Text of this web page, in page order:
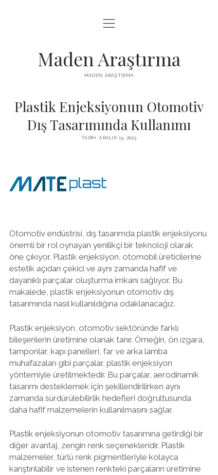
LISTE
SAYFA LISTESI
menüyü
aç
Maden Araştırma
MADEN ARAŞTIRMA
Plastik Enjeksiyonun Otomotiv
Dış Tasarımında Kullanımı
TARIH: ARALIK 15, 2023
Otomotiv endüstrisi, dış tasarımda plastik enjeksiyonu
önemli bir rol oynayan yenilikçi bir teknoloji olarak
öne çıkıyor. Plastik enjeksiyon, otomobil üreticilerine
estetik açıdan çekici ve aynı zamanda hafif ve
dayanıklı parçalar oluşturma imkanı sağlıyor. Bu
makalede, plastik enjeksiyonun otomotiv dış
tasarımında nasıl kullanıldığına odaklanacağız.
Plastik enjeksiyon, otomotiv sektöründe farklı
bileşenlerin üretimine olanak tanır. Örneğin, ön ızgara,
tamponlar, kapı panelleri, far ve arka lamba
muhafazaları gibi parçalar, plastik enjeksiyon
yöntemiyle üretilmektedir. Bu parçalar, aerodinamik
tasarımı desteklemek için şekillendirilirken aynı
zamanda sürdürülebilirlik hedefleri doğrultusunda
daha hafif malzemelerin kullanılmasını sağlar.
Plastik enjeksiyonun otomotiv tasarımına getirdiği bir
diğer avantaj, zengin renk seçenekleridir. Plastik
malzemeler, türlü renk pigmentleriyle kolayca
karıştırılabilir ve istenen renkteki parçaların üretimine